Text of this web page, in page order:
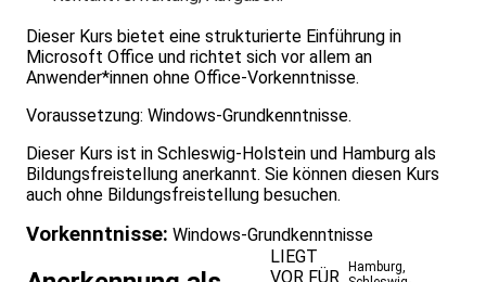
Dieser Kurs bietet eine strukturierte Einführung in
Microsoft Office und richtet sich vor allem an
Anwender*innen ohne Office-Vorkenntnisse.
Voraussetzung: Windows-Grundkenntnisse.
Dieser Kurs ist in Schleswig-Holstein und Hamburg als
Bildungsfreistellung anerkannt. Sie können diesen Kurs
auch ohne Bildungsfreistellung besuchen.
Vorkenntnisse: Windows-Grundkenntnisse
LIEGT
VOR FÜR
Hamburg